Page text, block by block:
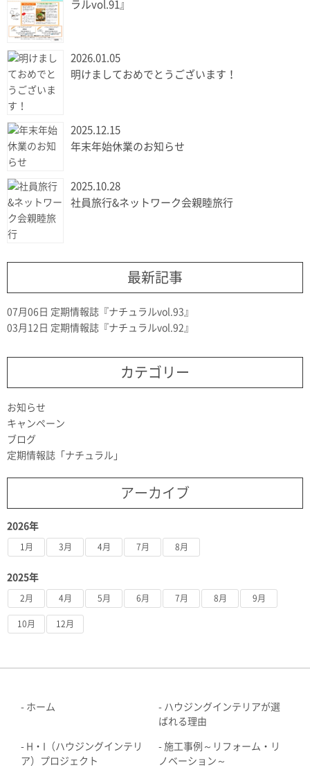
ラルvol.91』
2026.01.05
明けましておめでとうございます！
2025.12.15
年末年始休業のお知らせ
2025.10.28
社員旅行&ネットワーク会親睦旅行
最新記事
07月06日 定期情報誌『ナチュラルvol.93』
03月12日 定期情報誌『ナチュラルvol.92』
カテゴリー
お知らせ
キャンペーン
ブログ
定期情報誌「ナチュラル」
アーカイブ
2026年
1月 3月 4月 7月 8月
2025年
2月 4月 5月 6月 7月 8月 9月
10月 12月
ホーム
ハウジングインテリアが選
ばれる理由
H・I（ハウジングインテリ
ア）プロジェクト
施工事例～リフォーム・リ
ノベーション～